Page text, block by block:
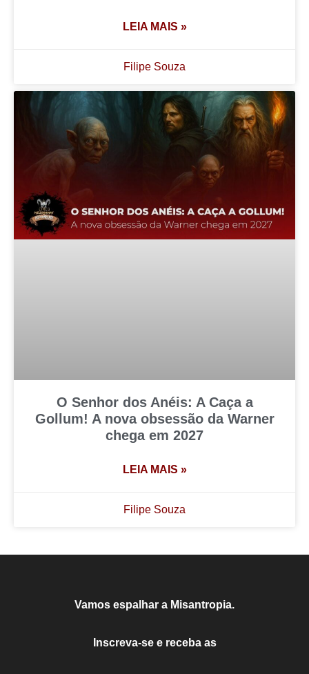
LEIA MAIS »
Filipe Souza
O Senhor dos Anéis: A Caça a
Gollum! A nova obsessão da Warner
chega em 2027
LEIA MAIS »
Filipe Souza
Vamos espalhar a Misantropia.
Inscreva-se e receba as